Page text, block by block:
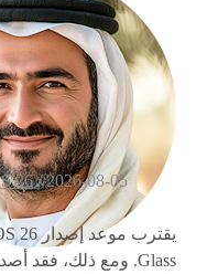
2026-08-05 /
26